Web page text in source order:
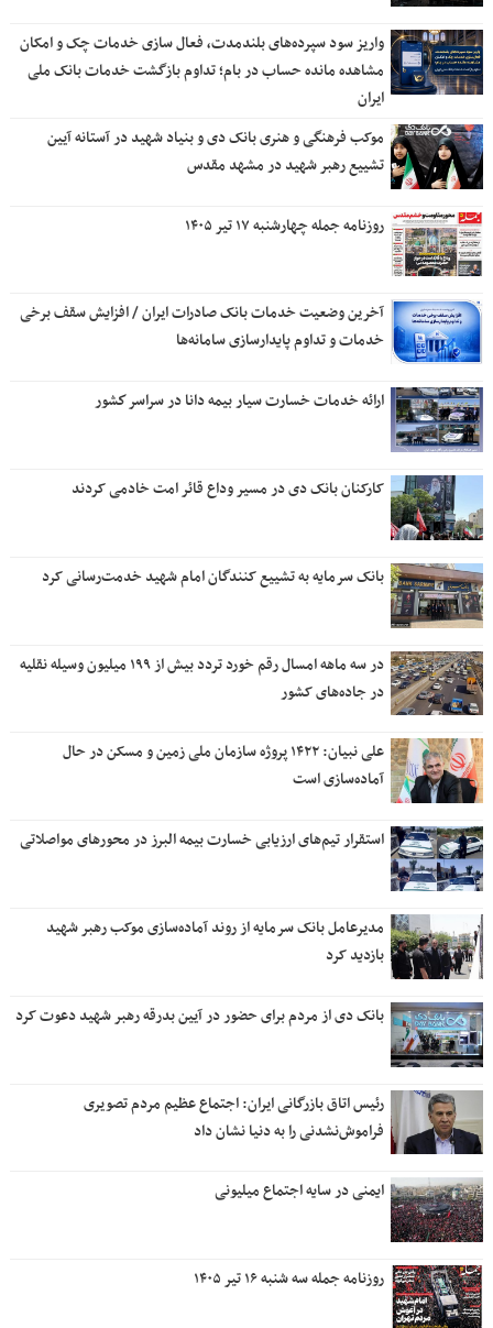
واریز سود سپرده‌های بلندمدت، فعال سازی خدمات چک و امکان
مشاهده مانده حساب در بام؛ تداوم بازگشت خدمات بانک ملی
ایران
موکب فرهنگی و هنری بانک دی و بنیاد شهید در آستانه آیین
تشییع رهبر شهید در مشهد مقدس
روزنامه جمله چهارشنبه ۱۷ تیر ۱۴۰۵
آخرین وضعیت خدمات بانک صادرات ایران / افزایش سقف برخی
خدمات و تداوم پایدارسازی سامانه‌ها
ارائه خدمات خسارت سیار بیمه دانا در سراسر كشور
کارکنان بانک دی در مسیر وداع قائر امت خادمی کردند
بانک سرمایه به تشییع کنندگان امام شهید خدمت‌رسانی کرد
در سه ماهه امسال رقم خورد تردد بیش از ۱۹۹ میلیون وسیله نقلیه
در جاده‌های کشور
علی نبیان: ۱۴۲۲ پروژه سازمان ملی زمین و مسکن در حال
آماده‌سازی است
استقرار تیم‌های ارزیابی خسارت بیمه البرز در محورهای مواصلاتی
مدیرعامل بانک سرمایه از روند آماده‌سازی موکب رهبر شهید
بازدید کرد
بانک دی از مردم برای حضور در آیین بدرقه رهبر شهید دعوت کرد
رئیس اتاق بازرگانی ایران: اجتماع عظیم مردم تصویری
فراموش‌نشدنی را به دنیا نشان داد
ایمنی در سایه اجتماع میلیونی
روزنامه جمله سه شنبه ۱۶ تیر ۱۴۰۵